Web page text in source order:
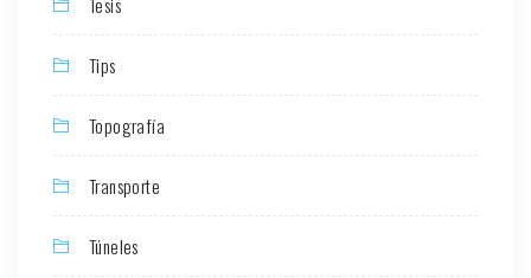
Tips
Topografía
Transporte
Túneles